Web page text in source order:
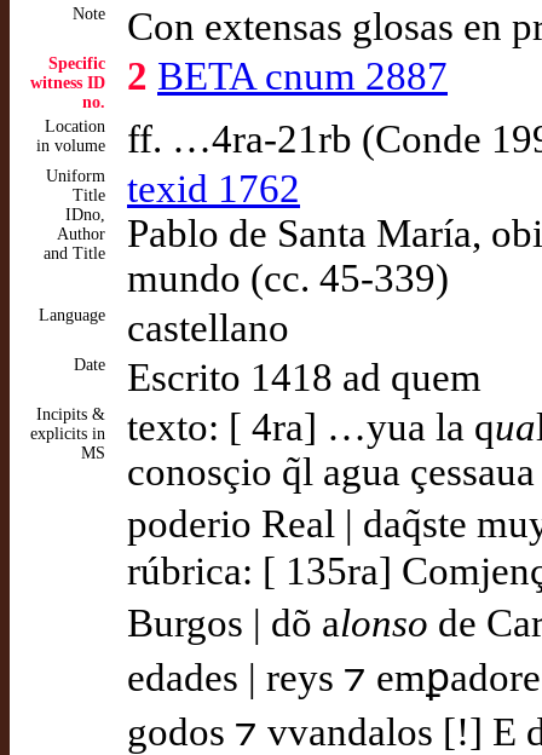
Note Con extensas glosas en
Specific
witness ID
no.
2 BETA cnum 2887
Location
in volume
ff. …4ra-21rb (Conde
Uniform
Title
IDno,
Author
and Title
texid 1762
Pablo de Santa María,
mundo (cc. 45-339)
Language castellano
Date Escrito 1418 ad quem
Incipits &
explicits in
MS
texto: [ 4ra] …yua la qua
conosçio q̃l agua
poderio Real | daq̃ste
rúbrica: [ 135ra]
Burgos | dõ alonso de
edades | reys ⁊
godos ⁊ vvandalos [!] E